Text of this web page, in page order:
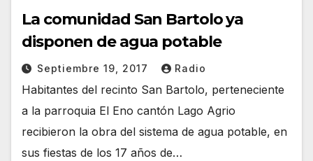
La comunidad San Bartolo ya
disponen de agua potable
Septiembre 19, 2017 Radio
Habitantes del recinto San Bartolo, perteneciente
a la parroquia El Eno cantón Lago Agrio
recibieron la obra del sistema de agua potable, en
sus fiestas de los 17 años de…